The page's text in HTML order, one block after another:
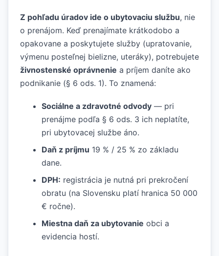
Z pohľadu úradov ide o ubytovaciu službu, nie
o prenájom. Keď prenajímate krátkodobo a
opakovane a poskytujete služby (upratovanie,
výmenu posteľnej bielizne, uteráky), potrebujete
živnostenské oprávnenie a príjem daníte ako
podnikanie (§ 6 ods. 1). To znamená:
Sociálne a zdravotné odvody — pri
prenájme podľa § 6 ods. 3 ich neplatíte,
pri ubytovacej službe áno.
Daň z príjmu 19 % / 25 % zo základu
dane.
DPH: registrácia je nutná pri prekročení
obratu (na Slovensku platí hranica 50 000
€ ročne).
Miestna daň za ubytovanie obci a
evidencia hostí.